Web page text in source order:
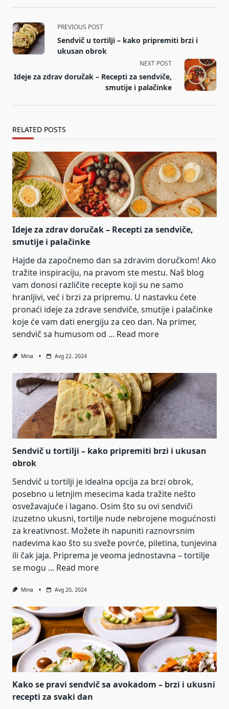
<span
class="nav-
subtitle
reader-
PREVIOUS POST
Sendvič u tortilji – kako pripremiti brzi i
ukusan obrok
NEXT POST
Ideje za zdrav doručak – Recepti za sendviče,
smutije i palačinke
RELATED POSTS
Ideje za zdrav doručak – Recepti za sendviče,
smutije i palačinke
Hajde da započnemo dan sa zdravim doručkom! Ako
tražite inspiraciju, na pravom ste mestu. Naš blog
vam donosi različite recepte koji su ne samo
hranljivi, već i brzi za pripremu. U nastavku ćete
pronaći ideje za zdrave sendviče, smutije i palačinke
koje će vam dati energiju za ceo dan. Na primer,
sendvič sa humusom od ... Read more
Mina Avg 22, 2024
Sendvič u tortilji – kako pripremiti brzi i ukusan
obrok
Sendvič u tortilji je idealna opcija za brzi obrok,
posebno u letnjim mesecima kada tražite nešto
osvežavajuće i lagano. Osim što su ovi sendviči
izuzetno ukusni, tortilje nude nebrojene mogućnosti
za kreativnost. Možete ih napuniti raznovrsnim
nadevima kao što su sveže povrće, piletina, tunjevina
ili čak jaja. Priprema je veoma jednostavna – tortilje
se mogu ... Read more
Mina Avg 20, 2024
Kako se pravi sendvič sa avokadom – brzi i ukusni
recepti za svaki dan